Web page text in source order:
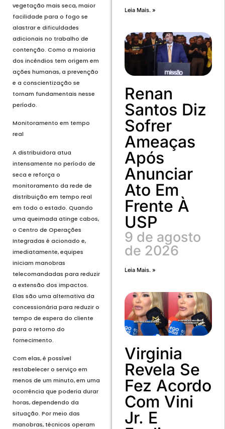
vegetação mais seca, maior
facilidade para o fogo se
alastrar e dificuldades
adicionais no trabalho de
contenção. Como a maioria
dos incêndios tem origem em
ações humanas, a prevenção
e a conscientização se
tornam fundamentais nesse
período.
Monitoramento em tempo
real
A distribuidora atua
intensamente no período de
seca e reforça o
monitoramento da rede de
distribuição em tempo real
em todo o estado. Quando
uma queimada atinge cabos,
o Centro de Operações
Integradas é acionado e,
imediatamente, equipes
iniciam manobras
telecomandadas para reduzir
a extensão dos impactos.
Elas são uma alternativa da
concessionária para reduzir o
tempo de espera do cliente
para o retorno do
fornecimento.
Com elas, é possível
restabelecer o serviço em
menos de um minuto, em uma
ocorrência que poderia durar
horas, dependendo da
situação. Por meio das
manobras, técnicos operam
Leia Mais. »
Renan
Santos Diz
Sofrer
Ameaças
Após
Anunciar
Ato Em
Frente À
USP
9 de agosto
de 2026
Leia Mais. »
Virginia
Revela Se
Fez Acordo
Com Vini
Jr. E